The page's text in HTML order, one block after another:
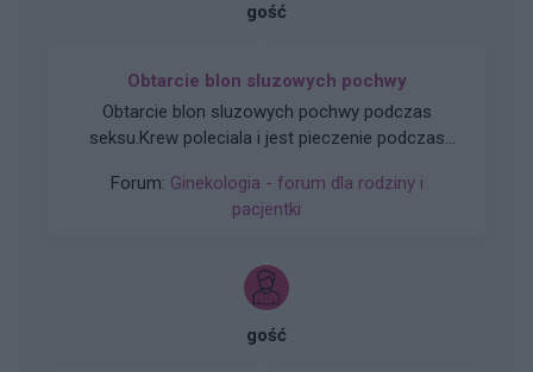
gość
Obtarcie blon sluzowych pochwy
Obtarcie blon sluzowych pochwy podczas
seksu.Krew poleciala i jest pieczenie podczas
pomoze na ta dolegliwość?.
Forum: Ginekologia - forum dla rodziny i
pacjentki
gość